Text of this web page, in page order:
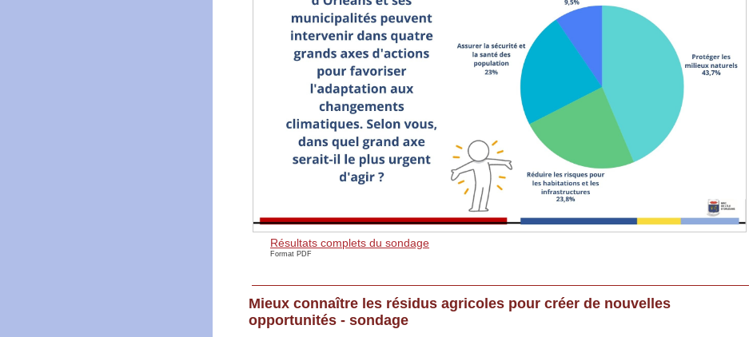
Résultats complets du sondage
Format PDF
Mieux connaître les résidus agricoles pour créer de nouvelles
opportunités - sondage